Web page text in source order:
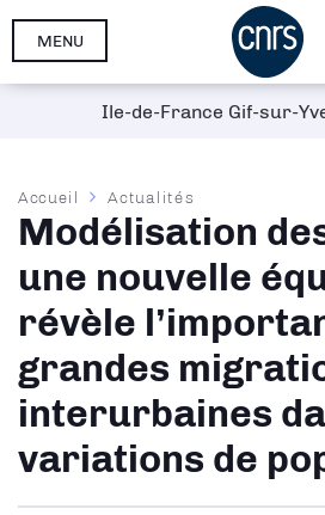
Aller
MENU
Fil
d'Ariane
Accueil Actualités
Modélisation
une nouvelle
révèle
grandes
interurbaines
variations de